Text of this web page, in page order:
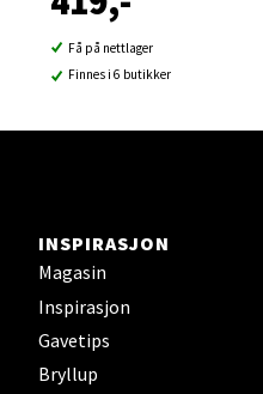
Få på nettlager
Finnes i 6 butikker
INSPIRASJON
Magasin
Inspirasjon
Gavetips
Bryllup
Strangata 26, 8400
Åpent i dag 10-19
0 i butikk